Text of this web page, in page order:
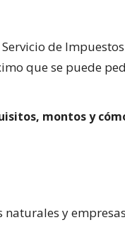
de
que se puede
montos y
naturales y